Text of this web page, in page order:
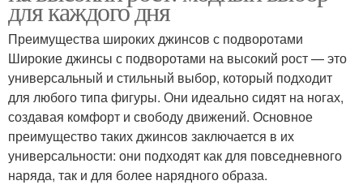
для каждого дня
Преимущества широких джинсов с подворотами
Широкие джинсы с подворотами на высокий рост — это
универсальный и стильный выбор, который подходит
для любого типа фигуры. Они идеально сидят на ногах,
создавая комфорт и свободу движений. Основное
преимущество таких джинсов заключается в их
универсальности: они подходят как для повседневного
наряда, так и для более нарядного образа.